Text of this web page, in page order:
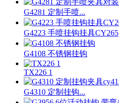
G4281 定制手喷...
G4223 手喷挂钩挂具CY265
G4108 不锈钢挂钩
TX226 1
G4310 定制挂钩...